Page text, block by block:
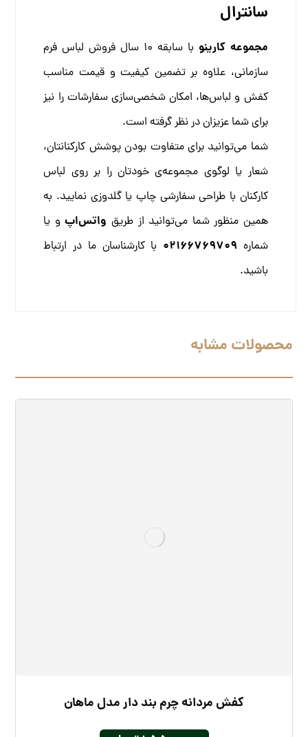
سانترال
مجموعه کارینو
با سابقه 10 سال فروش لباس فرم
سازمانی، علاوه بر تضمین کیفیت و قیمت مناسب
کفش و لباس‌ها، امکان شخصی‌سازی سفارشات را نیز
برای شما عزیزان در نظر گرفته است.
شما می‌توانید برای متفاوت بودن پوشش کارکنانتان،
شعار یا لوگوی مجموعه‌ی خودتان را بر روی لباس
کارکنان با طراحی سفارشی چاپ یا گلدوزی نمایید. به
همین منظور شما می‌توانید از طریق واتس‌اپو یا
شماره 02166769709 با کارشناسان ما در ارتباط
باشید.
محصولات مشابه
کفش مردانه چرم بند دار مدل ماهان